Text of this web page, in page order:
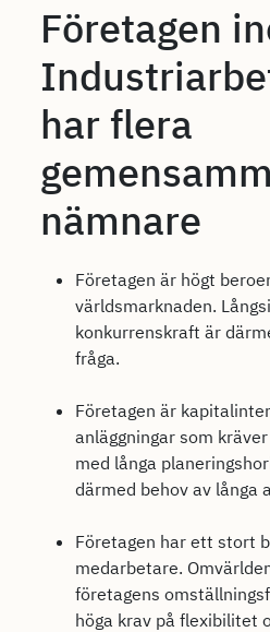
Företagen
har flera
nämnare
Företagen är högt
världsmarknaden.
konkurrenskraft är
fråga.
Företagen är
anläggningar som
med långa
därmed behov av långa
Företagen har ett stort
medarbetare.
företagens
höga krav på flexibilitet